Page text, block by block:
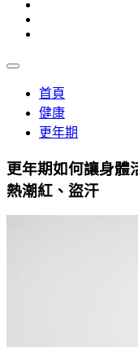
首頁
健康
更年期
更年期如何讓身體
熱潮紅、盜汗